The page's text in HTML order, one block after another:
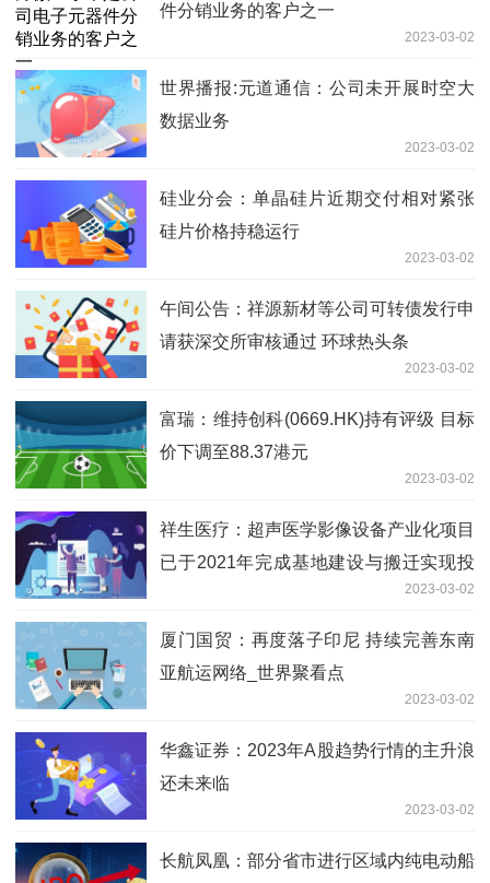
件分销业务的客户之一
2023-03-02
世界播报:元道通信：公司未开展时空大
数据业务
2023-03-02
硅业分会：单晶硅片近期交付相对紧张
硅片价格持稳运行
2023-03-02
午间公告：祥源新材等公司可转债发行申
请获深交所审核通过 环球热头条
2023-03-02
富瑞：维持创科(0669.HK)持有评级 目标
价下调至88.37港元
2023-03-02
祥生医疗：超声医学影像设备产业化项目
已于2021年完成基地建设与搬迁实现投
2023-03-02
厦门国贸：再度落子印尼 持续完善东南
亚航运网络_世界聚看点
2023-03-02
华鑫证券：2023年A股趋势行情的主升浪
还未来临
2023-03-02
长航凤凰：部分省市进行区域内纯电动船